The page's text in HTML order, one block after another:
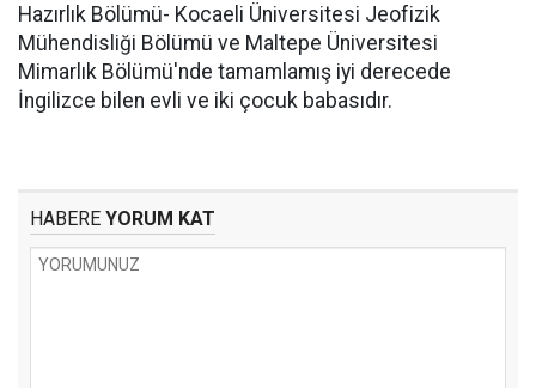
Hazırlık Bölümü- Kocaeli Üniversitesi Jeofizik
Mühendisliği Bölümü ve Maltepe Üniversitesi
Mimarlık Bölümü'nde tamamlamış iyi derecede
İngilizce bilen evli ve iki çocuk babasıdır.
HABERE YORUM KAT